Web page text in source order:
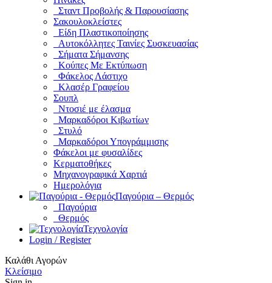
Σταντ Προβολής & Παρουσίασης
Σακουλοκλείστες
Είδη Πλαστικοποίησης
Αυτοκόλλητες Ταινίες Συσκευασίας
Σήματα Σήμανσης
Κούπες Με Εκτύπωση
Φάκελος Λάστιχο
Κλασέρ Γραφείου
Σουπλ
Ντοσιέ με έλασμα
Μαρκαδόροι Κιβωτίων
Στυλό
Μαρκαδόροι Υπογράμμισης
Φάκελοι με φυσαλίδες
Κερματοθήκες
Μηχανογραφικά Χαρτιά
Ημερολόγια
Παγούρια – Θερμός
Παγούρια
Θερμός
Τεχνολογία
Login / Register
Καλάθι Αγορών
Κλείσιμο